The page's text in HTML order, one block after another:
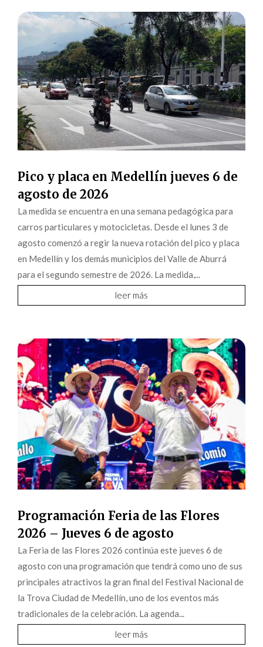
Pico y placa en Medellín jueves 6 de
agosto de 2026
La medida se encuentra en una semana pedagógica para
carros particulares y motocicletas. Desde el lunes 3 de
agosto comenzó a regir la nueva rotación del pico y placa
en Medellín y los demás municipios del Valle de Aburrá
para el segundo semestre de 2026. La medida,...
leer más
Programación Feria de las Flores
2026 – Jueves 6 de agosto
La Feria de las Flores 2026 continúa este jueves 6 de
agosto con una programación que tendrá como uno de sus
principales atractivos la gran final del Festival Nacional de
la Trova Ciudad de Medellín, uno de los eventos más
tradicionales de la celebración. La agenda...
leer más